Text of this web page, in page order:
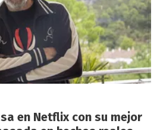
en Netflix con su mejor